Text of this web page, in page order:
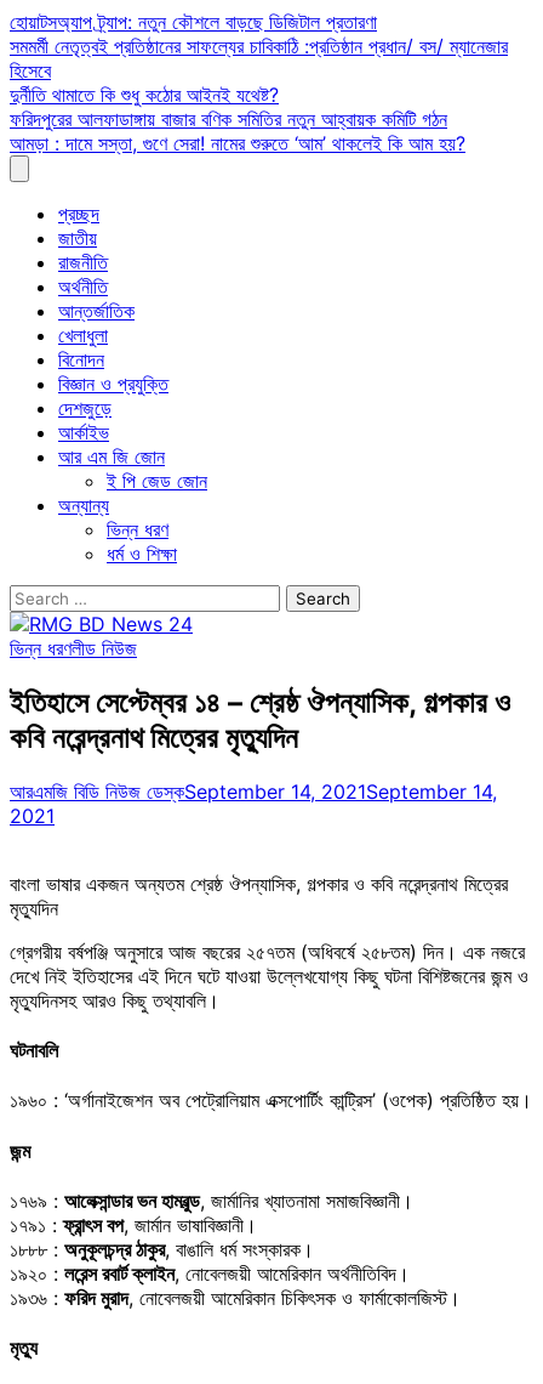
Skip
to
content
হোয়াটসঅ্যাপ ট্র্যাপ: নতুন কৌশলে বাড়ছে ডিজিটাল প্রতারণা
সমমর্মী নেতৃত্বই প্রতিষ্ঠানের সাফল্যের চাবিকাঠি :প্রতিষ্ঠান প্রধান/ বস/ ম্যানেজার
হিসেবে
দুর্নীতি থামাতে কি শুধু কঠোর আইনই যথেষ্ট?
ফরিদপুরের আলফাডাঙ্গায় বাজার বণিক সমিতির নতুন আহ্বায়ক কমিটি গঠন
আমড়া : দামে সস্তা, গুণে সেরা! নামের শুরুতে ‘আম’ থাকলেই কি আম হয়?
প্রচ্ছদ
জাতীয়
রাজনীতি
অর্থনীতি
আন্তর্জাতিক
খেলাধুলা
বিনোদন
বিজ্ঞান ও প্রযুক্তি
দেশজুড়ে
আর্কাইভ
আর এম জি জোন
ই পি জেড জোন
অন্যান্য
ভিন্ন ধরণ
ধর্ম ও শিক্ষা
Search
for:
ভিন্ন ধরণলীড নিউজ
ইতিহাসে সেপ্টেম্বর ১৪ – শ্রেষ্ঠ ঔপন্যাসিক, গল্পকার ও
কবি নরেন্দ্রনাথ মিত্রের মৃত্যুদিন
আরএমজি বিডি নিউজ ডেস্কSeptember 14, 2021September 14,
2021
বাংলা ভাষার একজন অন্যতম শ্রেষ্ঠ ঔপন্যাসিক, গল্পকার ও কবি নরেন্দ্রনাথ মিত্রের
মৃত্যুদিন
গ্রেগরীয় বর্ষপঞ্জি অনুসারে আজ বছরের ২৫৭তম (অধিবর্ষে ২৫৮তম) দিন। এক নজরে
দেখে নিই ইতিহাসের এই দিনে ঘটে যাওয়া উল্লেখযোগ্য কিছু ঘটনা বিশিষ্টজনের জন্ম ও
মৃত্যুদিনসহ আরও কিছু তথ্যাবলি।
ঘটনাবলি
১৯৬০ : ‘অর্গানাইজেশন অব পেট্রোলিয়াম এক্সপোর্টিং কান্ট্রিস’ (ওপেক) প্রতিষ্ঠিত হয়।
জন্ম
১৭৬৯ : আলেক্সান্ডার ভন হামবুল্ড, জার্মানির খ্যাতনামা সমাজবিজ্ঞানী।
১৭৯১ :ফ্রান্ৎস বপ, জার্মান ভাষাবিজ্ঞানী।
১৮৮৮ : অনুকূলচন্দ্র ঠাকুর, বাঙালি ধর্ম সংস্কারক।
১৯২০ : লরেন্স রবার্ট ক্লাইন, নোবেলজয়ী আমেরিকান অর্থনীতিবিদ।
১৯৩৬ : ফরিদ মুরাদ, নোবেলজয়ী আমেরিকান চিকিৎসক ও ফার্মাকোলজিস্ট।
মৃত্যু